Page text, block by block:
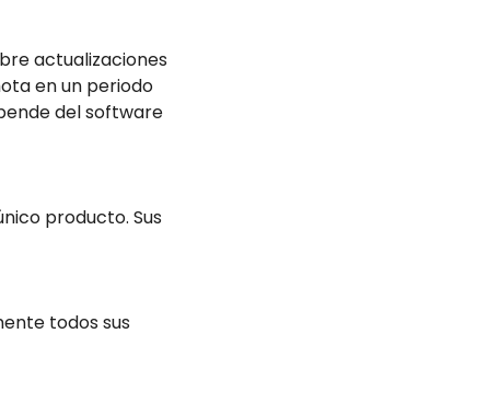
actualizaciones
en un periodo
del software
producto. Sus
todos sus